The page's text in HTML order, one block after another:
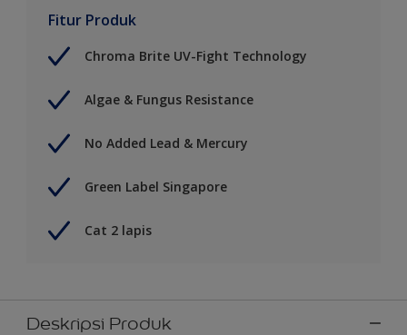
Fitur Produk
Chroma Brite UV-Fight Technology
Algae & Fungus Resistance
No Added Lead & Mercury
Green Label Singapore
Cat 2 lapis
Deskripsi Produk